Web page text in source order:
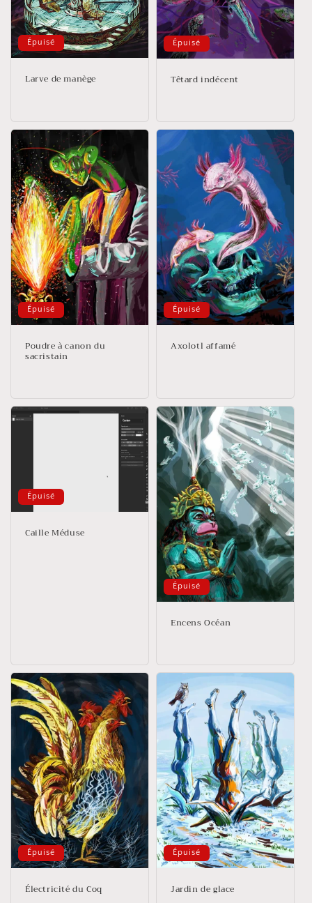
Épuisé
Larve de manège
Épuisé
Têtard indécent
Épuisé
Poudre à canon du
sacristain
Épuisé
Axolotl affamé
Épuisé
Caille Méduse
Épuisé
Encens Océan
Épuisé
Électricité du Coq
Épuisé
Jardin de glace